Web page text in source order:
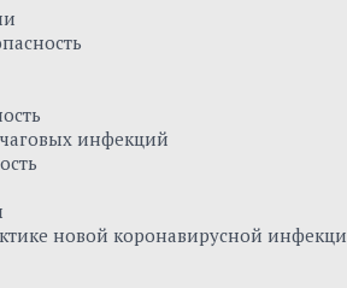
инфекций
новой коронавирусной